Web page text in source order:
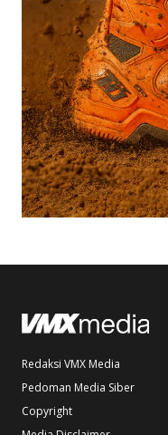
Redaksi VMX Media
Pedoman Media Siber
Copyright